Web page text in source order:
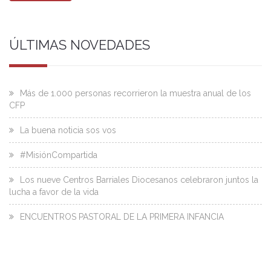
ÚLTIMAS NOVEDADES
Más de 1.000 personas recorrieron la muestra anual de los
CFP
La buena noticia sos vos
#MisiónCompartida
Los nueve Centros Barriales Diocesanos celebraron juntos la
lucha a favor de la vida
ENCUENTROS PASTORAL DE LA PRIMERA INFANCIA